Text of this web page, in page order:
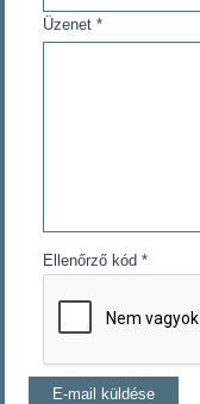
Üzenet *
Ellenőrző kód *
E-mail küldése